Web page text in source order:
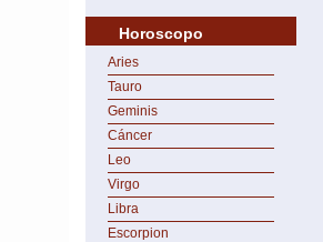
Horoscopo
Aries
Tauro
Geminis
Cáncer
Leo
Virgo
Libra
Escorpion